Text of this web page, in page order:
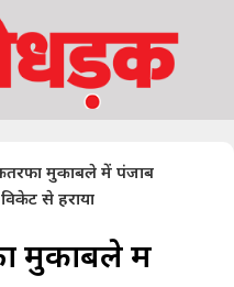
मुकाबले में पंजाब
से हराया
मुकाबले में